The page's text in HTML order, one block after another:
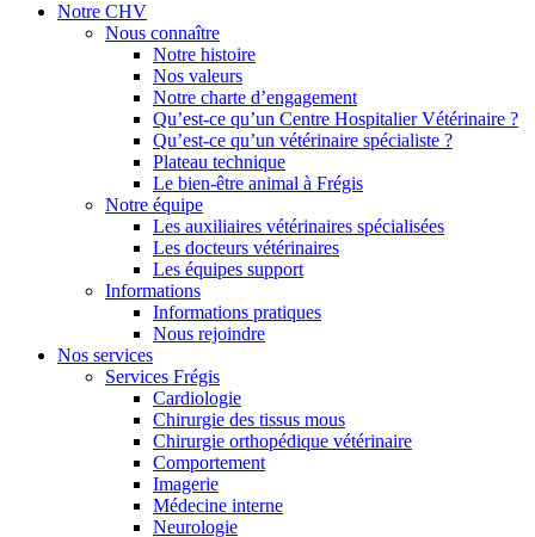
Notre CHV
Nous connaître
Notre histoire
Nos valeurs
Notre charte d’engagement
Qu’est-ce qu’un Centre Hospitalier Vétérinaire ?
Qu’est-ce qu’un vétérinaire spécialiste ?
Plateau technique
Le bien-être animal à Frégis
Notre équipe
Les auxiliaires vétérinaires spécialisées
Les docteurs vétérinaires
Les équipes support
Informations
Informations pratiques
Nous rejoindre
Nos services
Services Frégis
Cardiologie
Chirurgie des tissus mous
Chirurgie orthopédique vétérinaire
Comportement
Imagerie
Médecine interne
Neurologie